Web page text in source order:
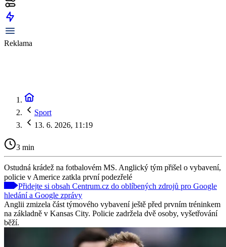
Reklama
Sport
13. 6. 2026, 11:19
3 min
Ostudná krádež na fotbalovém MS. Anglický tým přišel o vybavení,
policie v Americe zatkla první podezřelé
Přidejte si obsah Centrum.cz do oblíbených zdrojů pro Google
hledání a Google zprávy
Anglii zmizela část týmového vybavení ještě před prvním tréninkem
na základně v Kansas City. Policie zadržela dvě osoby, vyšetřování
běží.